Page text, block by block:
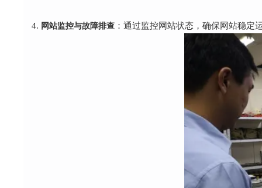
网站监控与故障排查 ：通过监控网站状态，确保网站稳